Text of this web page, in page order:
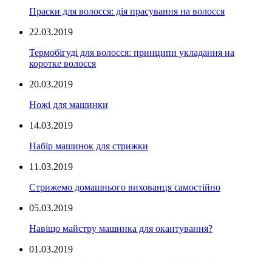
Праски для волосся: дія прасування на волосся
22.03.2019
Термобігуді для волосся: принципи укладання на
коротке волосся
20.03.2019
Ножі для машинки
14.03.2019
Набір машинок для стрижки
11.03.2019
Стрижемо домашнього вихованця самостійно
05.03.2019
Навіщо майстру машинка для окантування?
01.03.2019